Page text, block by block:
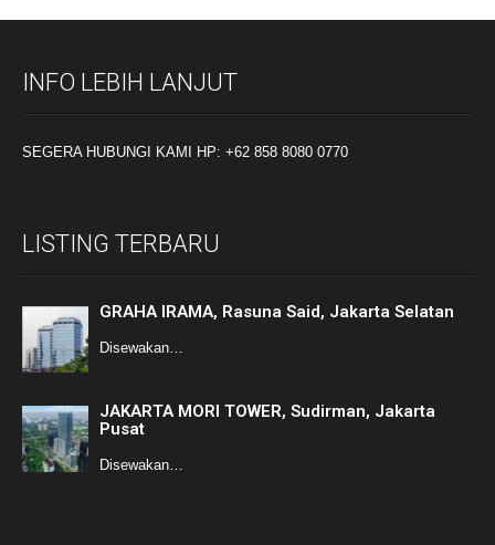
INFO LEBIH LANJUT
SEGERA HUBUNGI KAMI HP: +62 858 8080 0770
LISTING TERBARU
GRAHA IRAMA, Rasuna Said, Jakarta Selatan
Disewakan…
JAKARTA MORI TOWER, Sudirman, Jakarta
Pusat
Disewakan…